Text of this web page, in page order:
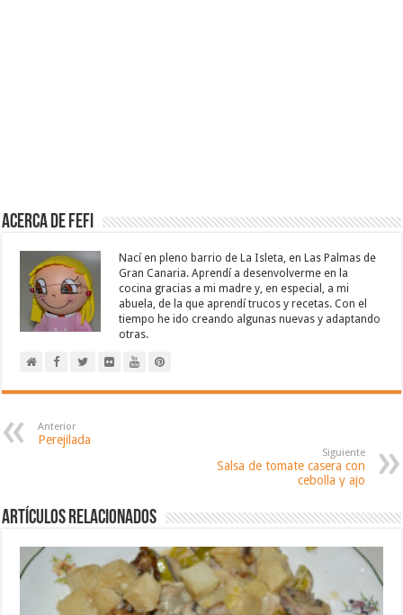
Acerca de Fefi
Nací en pleno barrio de La Isleta, en Las Palmas de
Gran Canaria. Aprendí a desenvolverme en la
cocina gracias a mi madre y, en especial, a mi
abuela, de la que aprendí trucos y recetas. Con el
tiempo he ido creando algunas nuevas y adaptando
otras.
Anterior
Perejilada
Siguiente
Salsa de tomate casera con
cebolla y ajo
Artículos relacionados